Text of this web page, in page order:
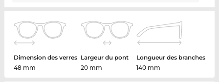
Dimension des verres
48 mm
Largeur du pont
20 mm
Longueur des branches
140 mm